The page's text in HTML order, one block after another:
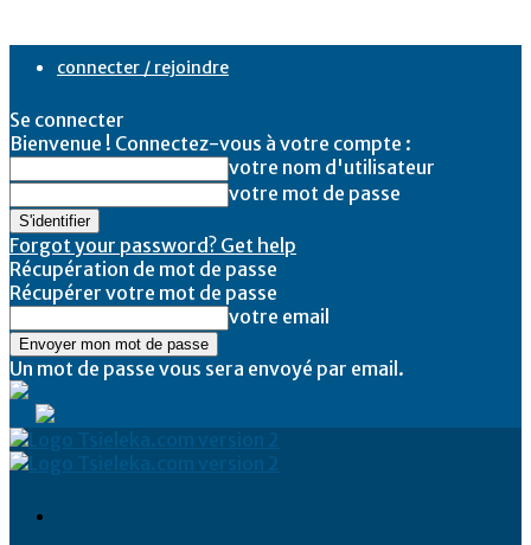
connecter / rejoindre
Se connecter
Bienvenue ! Connectez-vous à votre compte :
votre nom d'utilisateur
votre mot de passe
Forgot your password? Get help
Récupération de mot de passe
Récupérer votre mot de passe
votre email
Un mot de passe vous sera envoyé par email.